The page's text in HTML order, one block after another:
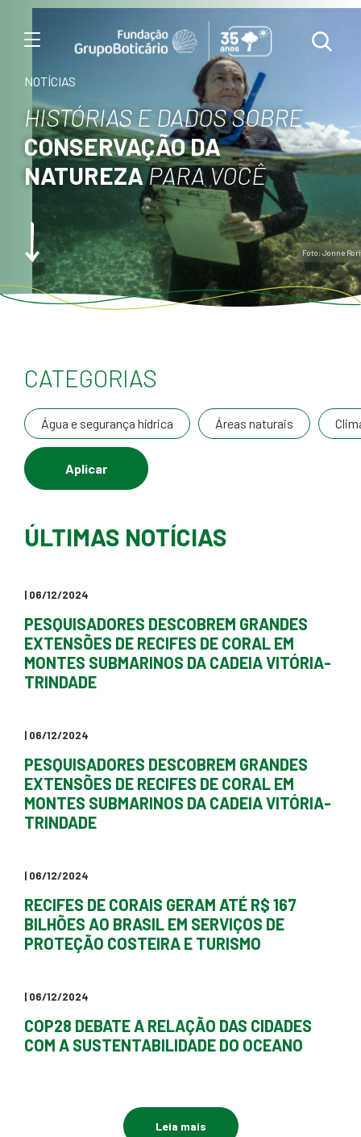
Menu
Foto: Jonne
NOTÍCIAS
HISTÓRIAS E DADOS SOBRE
CONSERVAÇÃO DA
NATUREZAPARA VOCÊ
CATEGORIAS
Água e segurança hídrica Áreas naturais
ÚLTIMAS NOTÍCIAS
| 06/12/2024
PESQUISADORES DESCOBREM GRANDES
EXTENSÕES DE RECIFES DE CORAL EM
MONTES SUBMARINOS DA CADEIA VITÓRIA-
TRINDADE
| 06/12/2024
PESQUISADORES DESCOBREM GRANDES
EXTENSÕES DE RECIFES DE CORAL EM
MONTES SUBMARINOS DA CADEIA VITÓRIA-
TRINDADE
| 06/12/2024
RECIFES DE CORAIS GERAM ATÉ R$ 167
BILHÕES AO BRASIL EM SERVIÇOS DE
PROTEÇÃO COSTEIRA E TURISMO
| 06/12/2024
COP28 DEBATE A RELAÇÃO DAS CIDADES
COM A SUSTENTABILIDADE DO OCEANO
Leia mais